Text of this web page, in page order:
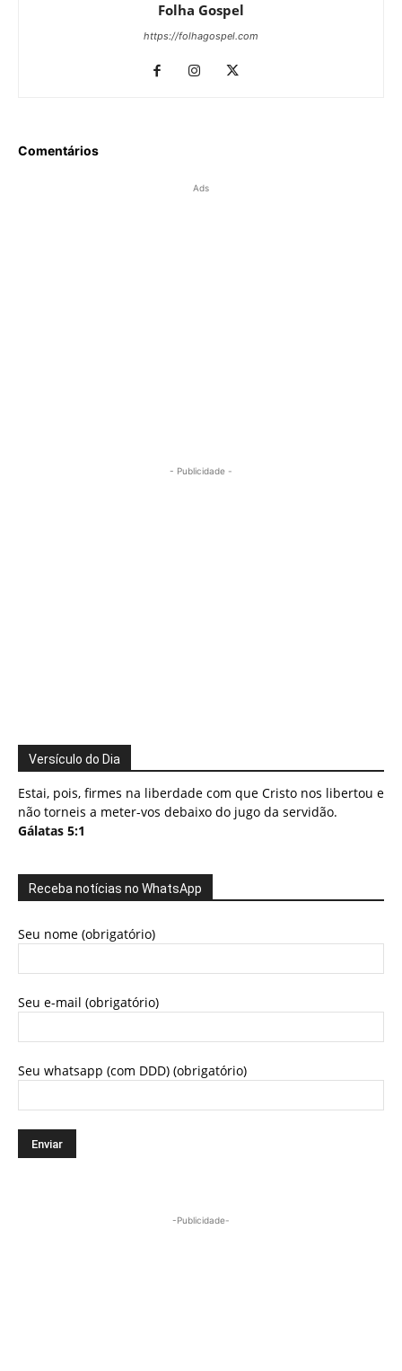
Folha Gospel
https://folhagospel.com
Comentários
Ads
- Publicidade -
Versículo do Dia
Estai, pois, firmes na liberdade com que Cristo nos libertou e
não torneis a meter-vos debaixo do jugo da servidão.
Gálatas 5:1
Receba notícias no WhatsApp
Seu nome (obrigatório)
Seu e-mail (obrigatório)
Seu whatsapp (com DDD) (obrigatório)
-Publicidade-